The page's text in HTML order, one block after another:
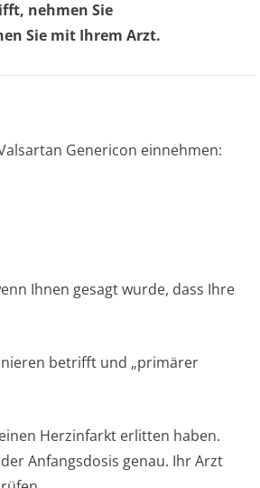
nehmen Sie
Sie mit Ihrem Arzt.
Genericon einnehmen:
Ihnen gesagt wurde, dass Ihre
betrifft und „primärer
Herzinfarkt erlitten haben.
Anfangsdosis genau. Ihr Arzt